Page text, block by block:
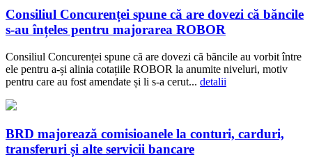
Consiliul Concurenței spune că are dovezi că băncile
s-au înțeles pentru majorarea ROBOR
Consiliul Concurenței spune că are dovezi că băncile au vorbit între
ele pentru a-și alinia cotațiile ROBOR la anumite niveluri, motiv
pentru care au fost amendate și li s-a cerut... detalii
BRD majorează comisioanele la conturi, carduri,
transferuri și alte servicii bancare